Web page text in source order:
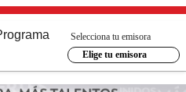
Selecciona tu emisora
Elige tu emisora